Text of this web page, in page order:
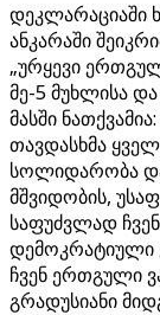
დეკლარაციაში
ანკარაში
„ურყევი
მე-5 მუხლისა
მასში
თავდასხმა
სოლიდარობა
მშვიდობის,
საფუძვლად
დემოკრატიული
ჩვენ ერთგული
გრადუსიანი